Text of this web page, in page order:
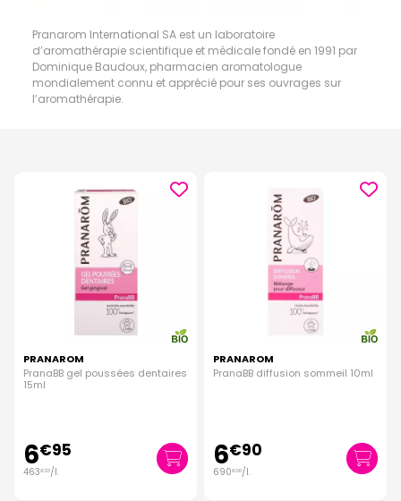
Pranarom International SA est un laboratoire
d’aromathérapie scientifique et médicale fondé en 1991 par
Dominique Baudoux, pharmacien aromatologue
mondialement connu et apprécié pour ses ouvrages sur
l’aromathérapie.
PRANAROM
PranaBB gel poussées dentaires
15ml
6€95
463€33/l.
PRANAROM
PranaBB diffusion sommeil 10ml
6€90
690€00/l.